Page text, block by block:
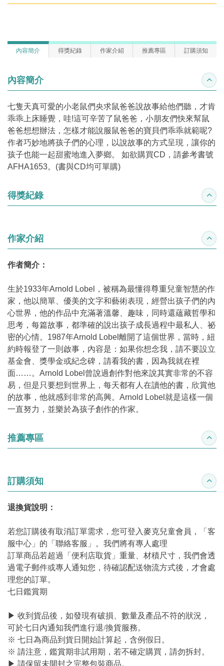
內容簡介 得獎紀錄 作家介紹 推薦專區 訂購須知
內容簡介 收合
七隻天真可愛的小老鼠們央求鼠爸爸說故事給他們聽，才肯
乖乖上床睡覺，哇!這可辛苦了鼠爸爸，小朋友們快來幫鼠
爸爸想想辦法，怎樣才能說服鼠爸爸的寶貝們乖乖就範呢?
作者巧妙地將孩子們的心理，以說故事的方式呈現，讓你的
孩子也能一起甜蜜地進入夢鄉。 如欲購買CD，請參考書號
AFHA1653。(書與CD均可單購)
得獎紀錄 收合
作家介紹 收合
作者簡介：
生於1933年Arnold Lobel，被稱為最懂得尊重兒童智慧的作
家，他以簡單、優美的文字和藝術表現，經營出孩子們的內
心世界，他的作品中充滿著溫馨、趣味，同時還蘊藏哲學和
思考，每篇故事，都準確的說出孩子成長過程中最私人、祕
密的心情。1987年Arnold Lobel離開了這個世界，當時，紐
約時報登了一則啟事，內容是：如果你想念我，請不要設立
基金會、獎學金或紀念碑，請看我的書，因為我就在裡
面……。Arnold Lobel曾說過創作對他來說其實非常的不容
易，但是只要想到世界上，每天都有人在讀他的書，欣賞他
的故事，他就感到非常的高興。Arnold Lobel就是這樣一個
一直努力，並樂於為孩子創作的作家。
推薦專區 收合
訂購須知 收合
退換貨說明：
若您訂購後有取消訂單需求，您可登入麥克兒童會員，「客
服中心」的「聯絡客服」。我們將有專人處理
訂單商品若超過「便利店取貨」重量、材積尺寸，我們會透
過電子郵件或專人通知您，待確認配送物流方式後，才會處
理您的訂單。
七日鑑賞期
▶ 收到貨品後，如發現有破損、數量及產品不符的狀況，
可於七日內通知我們進行退/換貨服務。
※ 七日為商品到貨日開始計算起，含例假日。
※ 請注意，鑑賞期非試用期，若不確定購買，請勿拆封。
▶ 請保留未開封之完整包裝商品。